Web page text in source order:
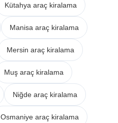
Kütahya araç kiralama
Manisa araç kiralama
Mersin araç kiralama
Muş araç kiralama
Niğde araç kiralama
Osmaniye araç kiralama